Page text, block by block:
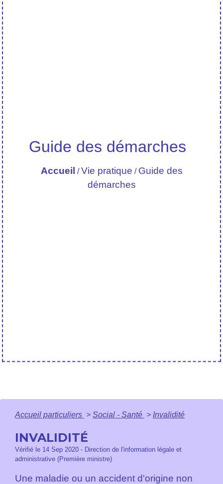
Guide des démarches
Accueil /Vie pratique / Guide des
démarches
Accueil particuliers > Social - Santé > Invalidité
INVALIDITÉ
Vérifié le 14 Sep 2020 - Direction de l'information légale et
administrative (Première ministre)
Une maladie ou un accident d'origine non